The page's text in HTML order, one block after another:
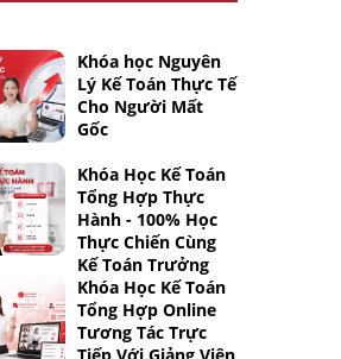
Khóa học Nguyên
Lý Kế Toán Thực Tế
Cho Người Mất
Gốc
Khóa Học Kế Toán
Tổng Hợp Thực
Hành - 100% Học
Thực Chiến Cùng
Kế Toán Trưởng
Khóa Học Kế Toán
Tổng Hợp Online
Tương Tác Trực